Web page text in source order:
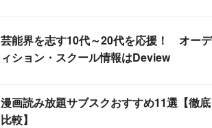
芸能界を志す10代～20代を応援！ オーデ
ィション・スクール情報はDeview
漫画読み放題サブスクおすすめ11選【徹底
比較】